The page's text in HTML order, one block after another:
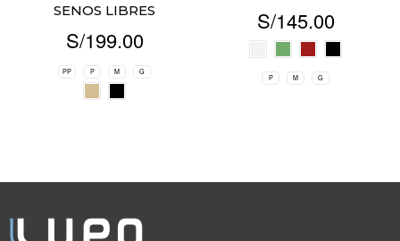
SENOS LIBRES
S/199.00
PP P M G
S/145.00
P M G